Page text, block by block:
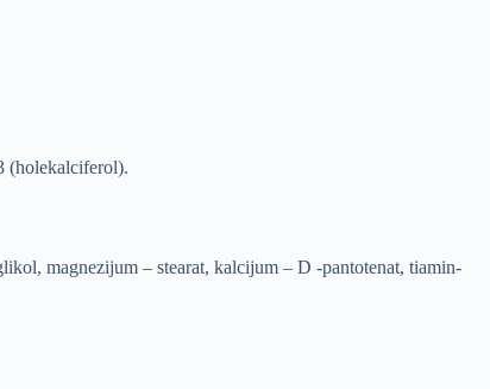
(holekalciferol).
magnezijum – stearat, kalcijum – D -pantotenat, tiamin-